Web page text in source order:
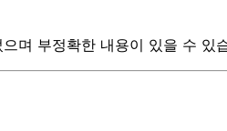
며 부정확한 내용이 있을 수